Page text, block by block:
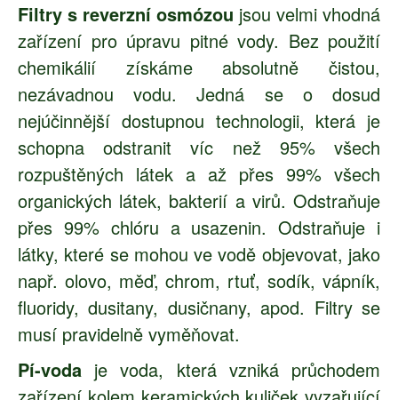
Filtry s reverzní osmózou jsou velmi vhodná
zařízení pro úpravu pitné vody. Bez použití
chemikálií získáme absolutně čistou,
nezávadnou vodu. Jedná se o dosud
nejúčinnější dostupnou technologii, která je
schopna odstranit víc než 95% všech
rozpuštěných látek a až přes 99% všech
organických látek, bakterií a virů. Odstraňuje
přes 99% chlóru a usazenin. Odstraňuje i
látky, které se mohou ve vodě objevovat, jako
např. olovo, měď, chrom, rtuť, sodík, vápník,
fluoridy, dusitany, dusičnany, apod. Filtry se
musí pravidelně vyměňovat.
Pí-voda je voda, která vzniká průchodem